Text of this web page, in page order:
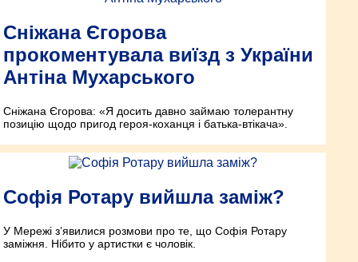
Сніжана Єгорова
прокоментувала виїзд з України
Антіна Мухарського
Сніжана Єгорова: «Я досить давно займаю толерантну
позицію щодо пригод героя-коханця і батька-втікача».
Софія Ротару вийшла заміж?
У Мережі з’явилися розмови про те, що Софія Ротару
заміжня. Нібито у артистки є чоловік.